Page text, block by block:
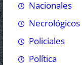
Nacionales
Necrológicos
Policiales
Política